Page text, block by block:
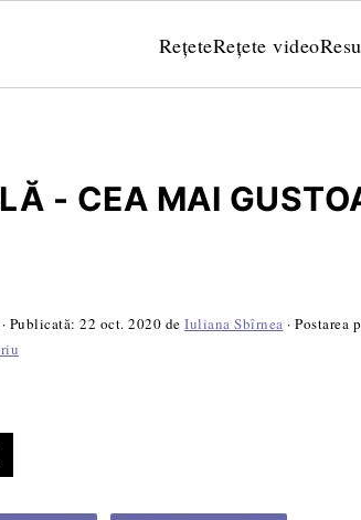
RețeteRețete video
- CEA MAI
· Publicată: 22 oct. 2020 de Iuliana Sbîrnea ·